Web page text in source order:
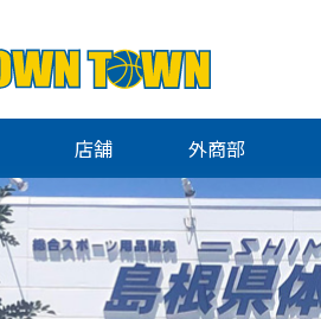
店舗 外商部